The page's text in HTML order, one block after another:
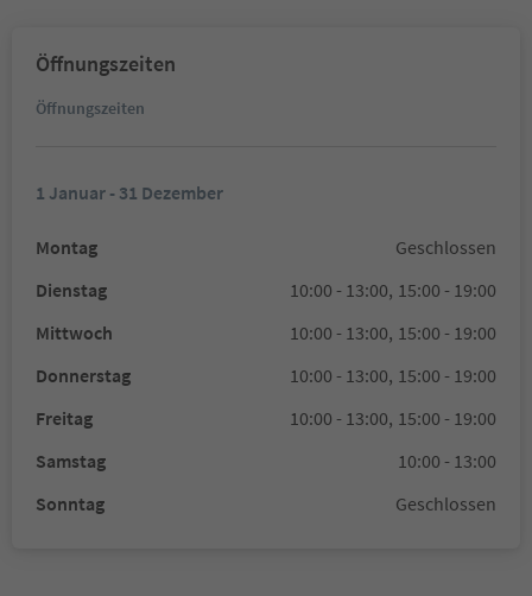
Öffnungszeiten
Öffnungszeiten
1 Januar - 31 Dezember
Montag
Geschlossen
Dienstag
10:00 - 13:00, 15:00 - 19:00
Mittwoch
10:00 - 13:00, 15:00 - 19:00
Donnerstag
10:00 - 13:00, 15:00 - 19:00
Freitag
10:00 - 13:00, 15:00 - 19:00
Samstag
10:00 - 13:00
Sonntag
Geschlossen